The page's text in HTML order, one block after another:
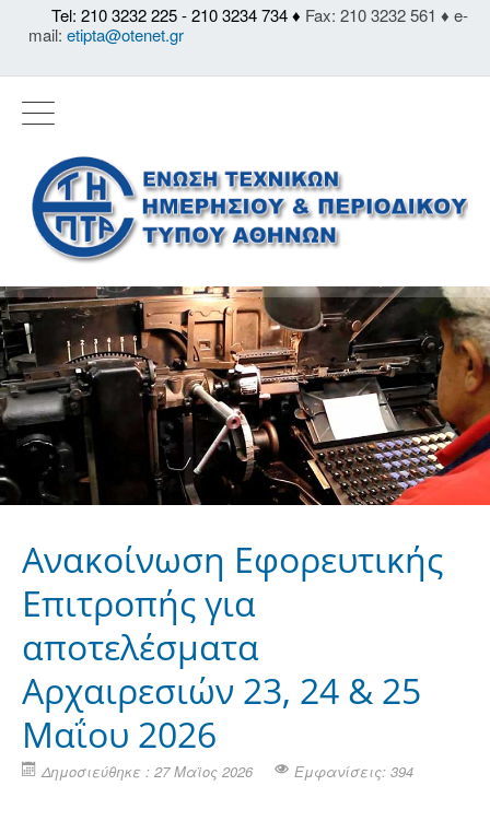
Tel: 210 3232 225 - 210 3234 734 ♦ Fax: 210 3232 561 ♦ e-
mail: etipta@otenet.gr
Ανακοίνωση Εφορευτικής
Επιτροπής για
αποτελέσματα
Αρχαιρεσιών 23, 24 & 25
Μαΐου 2026
Δημοσιεύθηκε : 27 Μαϊος 2026 Εμφανίσεις: 394